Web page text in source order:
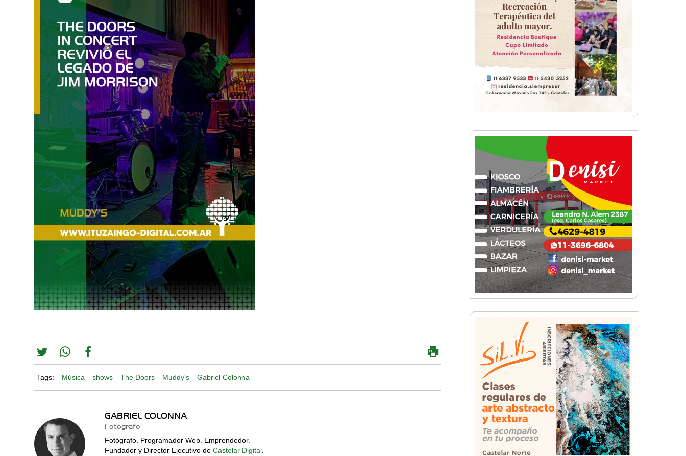
Tags: Música shows The Doors Muddy's Gabriel Colonna
GABRIEL COLONNA
Fotógrafo
Fotógrafo. Programador Web. Emprendedor.
Fundador y Director Ejecutivo de Castelar Digital.